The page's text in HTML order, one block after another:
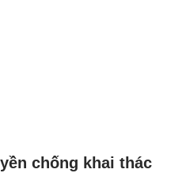
chống khai thác